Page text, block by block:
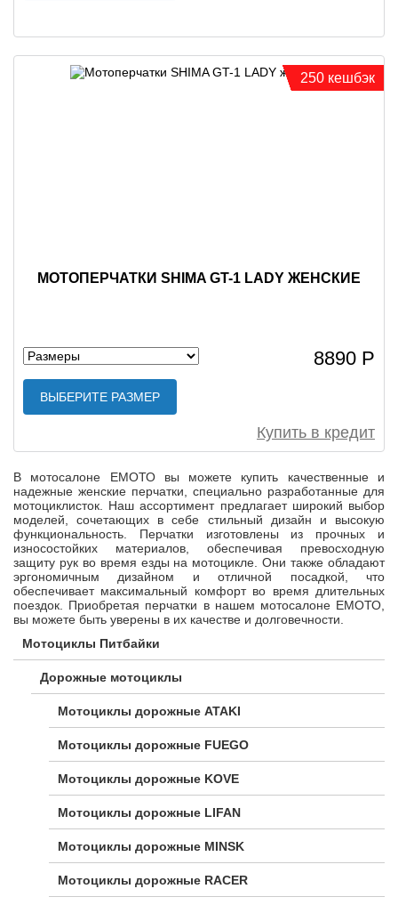
МОТОПЕРЧАТКИ SHIMA GT-1 LADY ЖЕНСКИЕ
8890 Р
ВЫБЕРИТЕ РАЗМЕР
Купить в кредит
250 кешбэк
В мотосалоне ЕМОТО вы можете купить качественные и
надежные женские перчатки, специально разработанные для
мотоциклисток. Наш ассортимент предлагает широкий выбор
моделей, сочетающих в себе стильный дизайн и высокую
функциональность. Перчатки изготовлены из прочных и
износостойких материалов, обеспечивая превосходную
защиту рук во время езды на мотоцикле. Они также обладают
эргономичным дизайном и отличной посадкой, что
обеспечивает максимальный комфорт во время длительных
поездок. Приобретая перчатки в нашем мотосалоне ЕМОТО,
вы можете быть уверены в их качестве и долговечности.
Мотоциклы Питбайки
Дорожные мотоциклы
Мотоциклы дорожные ATAKI
Мотоциклы дорожные FUEGO
Мотоциклы дорожные KOVE
Мотоциклы дорожные LIFAN
Мотоциклы дорожные MINSK
Мотоциклы дорожные RACER